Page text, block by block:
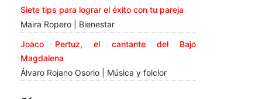
Siete tips para lograr el éxito con tu pareja
Maira Ropero | Bienestar
Joaco Pertuz, el cantante del Bajo
Magdalena
Álvaro Rojano Osorio | Música y folclor